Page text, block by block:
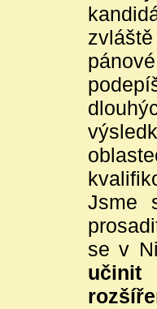
Jsme
se v
učinit